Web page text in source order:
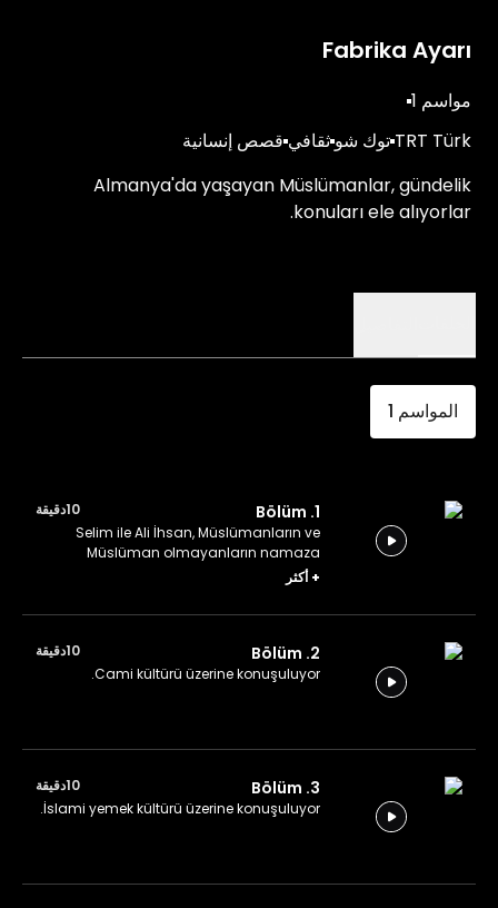
Fabrika Ayarı
مواسم 1
TRT Türk توك شو ثقافي قصص إنسانية
Almanya'da yaşayan Müslümanlar, gündelik
konuları ele alıyorlar.
المواسم 1
1. Bölüm
10دقيقة
Selim ile Ali İhsan, Müslümanların ve
Müslüman olmayanların namaza
bakışını değerlendiriyor.
+أكثر
2. Bölüm
10دقيقة
Cami kültürü üzerine konuşuluyor.
3. Bölüm
10دقيقة
İslami yemek kültürü üzerine konuşuluyor.